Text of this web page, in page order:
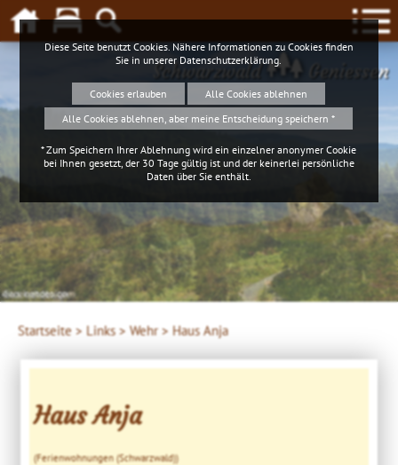
Schwarzwald Geniessen
4ws-netdesign
Startseite > Links > Wehr > Haus Anja
Haus Anja
(Ferienwohnungen (Schwarzwald))
Diese Seite benutzt Cookies. Nähere Informationen zu Cookies finden
Sie in unserer Datenschutzerklärung
Cookies erlauben
Alle Cookies ablehnen
Alle Cookies ablehnen, aber meine Entscheidung speichern *
* Zum Speichern Ihrer Ablehnung wird ein einzelner anonymer Cookie
bei Ihnen gesetzt, der 30 Tage gültig ist und der keinerlei persönliche
Daten über Sie enthält.